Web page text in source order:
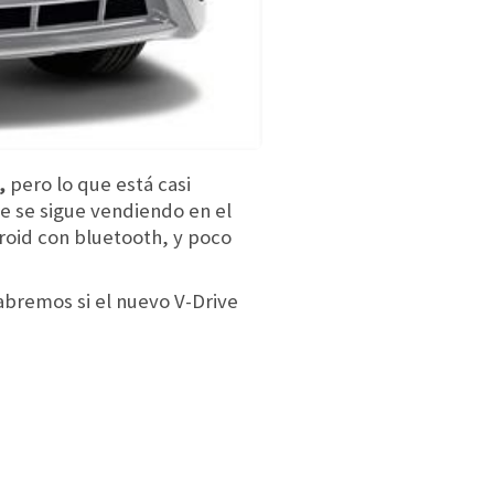
pero lo que está casi
se sigue vendiendo en el
con bluetooth, y poco
si el nuevo V-Drive